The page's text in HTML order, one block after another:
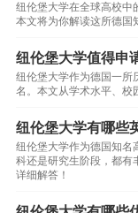
纽伦堡大学在全球高校中
本文将为你解读这所德国
纽伦堡大学值得申
纽伦堡大学作为德国一所
名。本文从学术水平、校
纽伦堡大学有哪些
纽伦堡大学作为德国知名
科还是研究生阶段，都有
详细解答！